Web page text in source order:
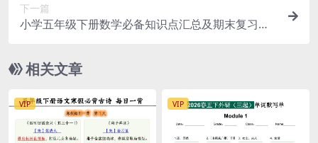
下一篇
小学五年级下册数学必备知识点汇总及期末复习大
相关文章
VIP VIP